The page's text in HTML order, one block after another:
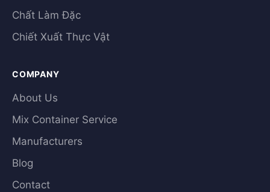
Chất Làm Đặc
Chiết Xuất Thực Vật
COMPANY
About Us
Mix Container Service
Manufacturers
Blog
Contact